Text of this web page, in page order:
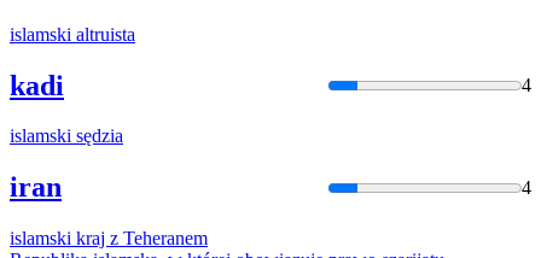
islamski altruista
kadi 4
islamski sędzia
iran 4
islamski kraj z Teheranem